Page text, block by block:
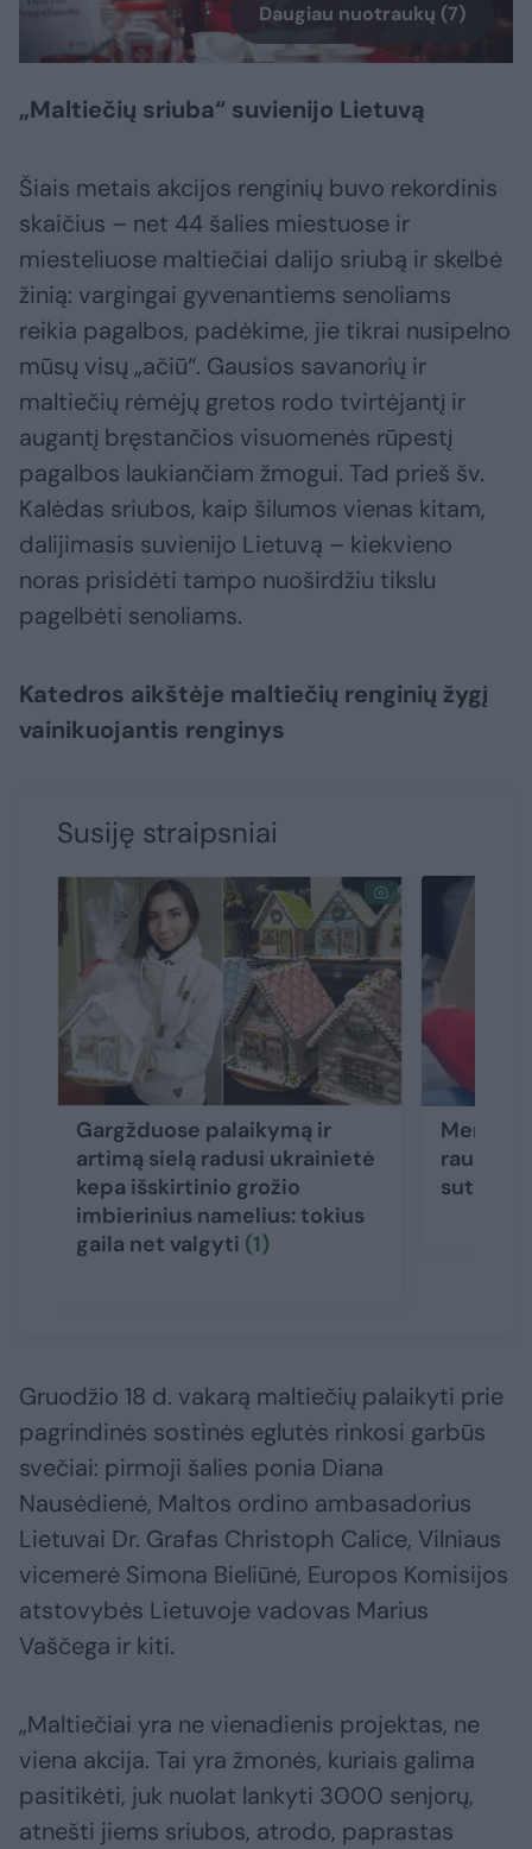
Daugiau nuotraukų (7)
„Maltiečių sriuba“ suvienijo Lietuvą
Šiais metais akcijos renginių buvo rekordinis
skaičius – net 44 šalies miestuose ir
miesteliuose maltiečiai dalijo sriubą ir skelbė
žinią: vargingai gyvenantiems senoliams
reikia pagalbos, padėkime, jie tikrai nusipelno
mūsų visų „ačiū“. Gausios savanorių ir
maltiečių rėmėjų gretos rodo tvirtėjantį ir
augantį bręstančios visuomenės rūpestį
pagalbos laukiančiam žmogui. Tad prieš šv.
Kalėdas sriubos, kaip šilumos vienas kitam,
dalijimasis suvienijo Lietuvą – kiekvieno
noras prisidėti tampo nuoširdžiu tikslu
pagelbėti senoliams.
Katedros aikštėje maltiečių renginių žygį
vainikuojantis renginys
Susiję straipsniai
Gargžduose palaikymą ir
artimą sielą radusi ukrainietė
kepa išskirtinio grožio
imbierinius namelius: tokius
gaila net valgyti (1)
Mergina
sutaupė
Gruodžio 18 d. vakarą maltiečių palaikyti prie
pagrindinės sostinės eglutės rinkosi garbūs
svečiai: pirmoji šalies ponia Diana
Nausėdienė, Maltos ordino ambasadorius
Lietuvai Dr. Grafas Christoph Calice, Vilniaus
vicemerė Simona Bieliūnė, Europos Komisijos
atstovybės Lietuvoje vadovas Marius
Vaščega ir kiti.
„Maltiečiai yra ne vienadienis projektas, ne
viena akcija. Tai yra žmonės, kuriais galima
pasitikėti, juk nuolat lankyti 3000 senjorų,
atnešti jiems sriubos, atrodo, paprastas